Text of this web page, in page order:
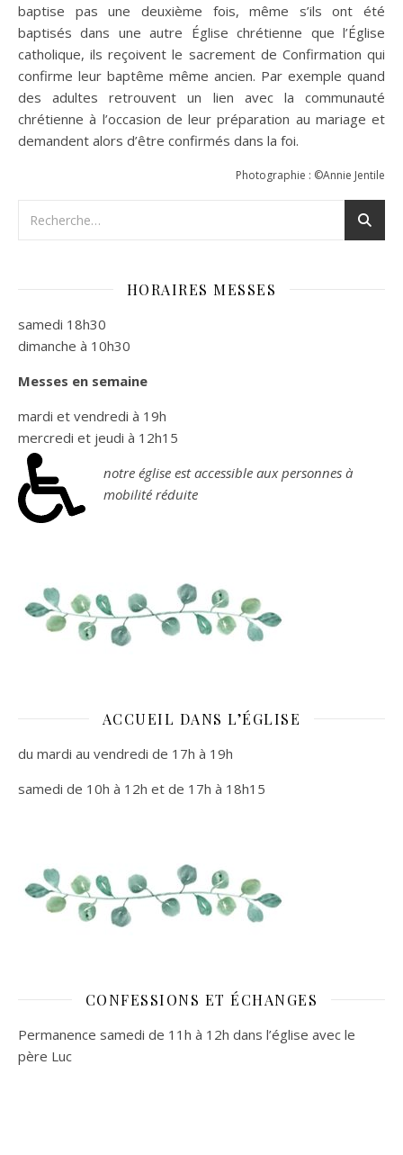
baptise pas une deuxième fois, même s’ils ont été
baptisés dans une autre Église chrétienne que l’Église
catholique, ils reçoivent le sacrement de Confirmation qui
confirme leur baptême même ancien. Par exemple quand
des adultes retrouvent un lien avec la communauté
chrétienne à l’occasion de leur préparation au mariage et
demandent alors d’être confirmés dans la foi.
Photographie : ©Annie Jentile
HORAIRES MESSES
samedi 18h30
dimanche à 10h30
Messes en semaine
mardi et vendredi à 19h
mercredi et jeudi à 12h15
notre église est accessible aux personnes à
mobilité réduite
ACCUEIL DANS L’ÉGLISE
du mardi au vendredi de 17h à 19h
samedi de 10h à 12h et de 17h à 18h15
CONFESSIONS ET ÉCHANGES
Permanence samedi de 11h à 12h dans l’église avec le
père Luc